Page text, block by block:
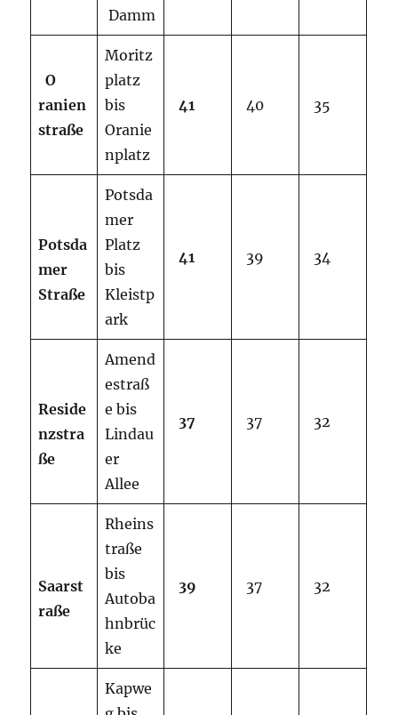
Damm
O
ranien
straße
Moritz
platz
bis
Oranie
nplatz
41 40 35
Potsda
mer
Straße
Potsda
mer
Platz
bis
Kleistp
ark
41 39 34
Reside
nzstra
ße
Amend
estraß
e bis
Lindau
er
Allee
37 37 32
Saarst
raße
Rheins
traße
bis
Autoba
hnbrüc
ke
39 37 32
Kapwe